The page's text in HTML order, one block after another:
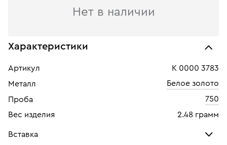
Нет в наличии
Характеристики
Артикул
К 0000 3783
Металл
Белое золото
Проба
750
Вес изделия
2.48 грамм
Вставка